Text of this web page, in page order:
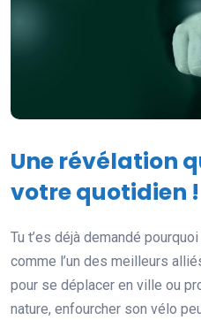
Une révélation
votre quotidien !
Tu t’es déjà demandé
comme l’un des meilleurs
pour se déplacer en ville ou
nature, enfourcher son vélo